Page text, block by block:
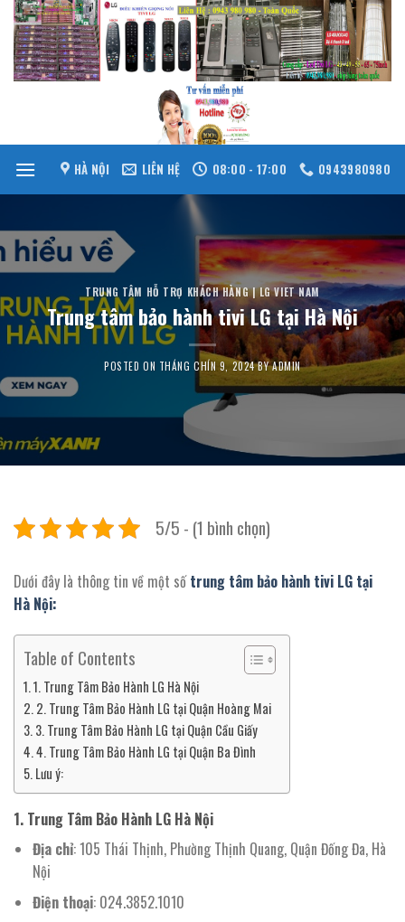
Skip
content
HÀ NỘI LIÊN HỆ 08:00 - 17:00 0943980980
TRUNG TÂM HỖ TRỢ KHÁCH HÀNG | LG VIET NAM
Trung tâm bảo hành tivi LG tại Hà Nội
POSTED ON THÁNG CHÍN 9, 2024BYADMIN
5/5 - (1 bình chọn)
Dưới đây là thông tin về một sốtrung tâm bảo hành tivi LG tại
Hà Nội:
Table of Contents
1. Trung Tâm Bảo Hành LG Hà Nội
2. Trung Tâm Bảo Hành LG tại Quận Hoàng Mai
3. Trung Tâm Bảo Hành LG tại Quận Cầu Giấy
4. Trung Tâm Bảo Hành LG tại Quận Ba Đình
Lưu ý:
1. Trung Tâm Bảo Hành LG Hà Nội
Địa chỉ: 105 Thái Thịnh, Phường Thịnh Quang, Quận Đống Đa, Hà
Nội
Điện thoại: 024.3852.1010